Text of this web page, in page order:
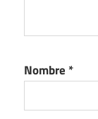
Nombre *